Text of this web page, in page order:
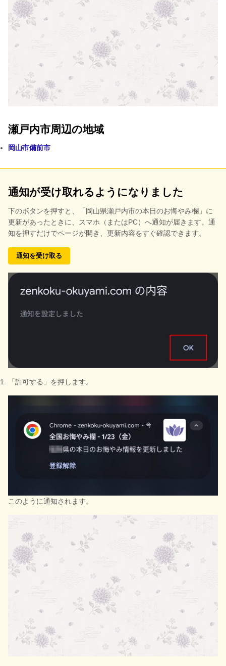
瀬戸内市周辺の地域
岡山市備前市
通知が受け取れるようになりました
下のボタンを押すと、
「岡山県瀬戸内市の本日のお悔やみ欄」に
更新があったときに、スマホ（またはPC）へ通知が届きます。通
知を押すだけでページが開き、更新内容をすぐ確認できます。
通知を受け取る
「許可する」を押します。
このように通知されます。